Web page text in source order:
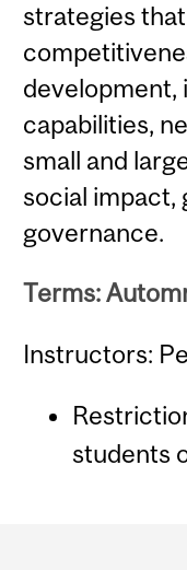
strategies
development,
capabilities,
small and
social impact,
governance.
Terms:
Instructors:
students